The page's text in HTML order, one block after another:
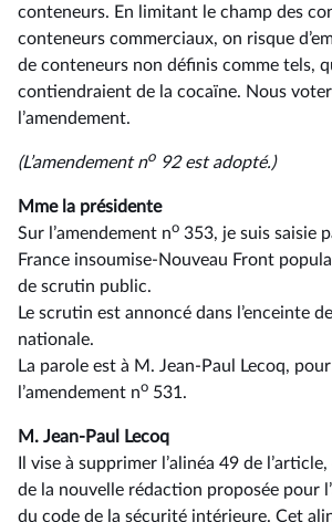
conteneurs. En limitant le champ des
conteneurs commerciaux, on risque
de conteneurs non définis comme tels,
contiendraient de la cocaïne. Nous
l’amendement.
(L’amendement no 92 est adopté.)
Mme la présidente
Sur l’amendement no 353, je suis saisie
France insoumise-Nouveau Front
de scrutin public.
Le scrutin est annoncé dans l’enceinte
nationale.
La parole est à M. Jean-Paul Lecoq,
l’amendement no 531.
M. Jean-Paul Lecoq
Il vise à supprimer l’alinéa 49 de
de la nouvelle rédaction proposée pour
du code de la sécurité intérieure. Cet